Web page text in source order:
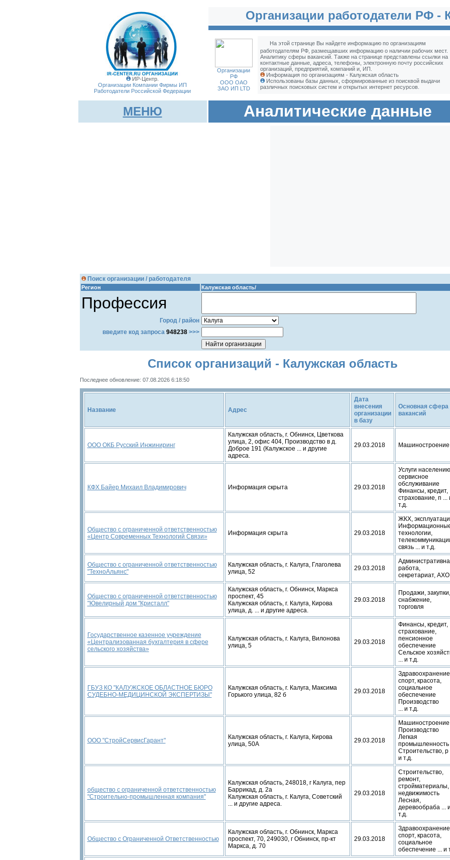
ИР-Центр.
Организации Компании Фирмы ИП
Работодатели Российской Федерации
Организации работодатели РФ -
Организации
РФ
ООО ОАО
ЗАО ИП LTD
На этой странице Вы найдете информацию по организациям
работодателям РФ, размещавших информацию о наличии рабочих мест.
Аналитику сферы вакансий. Также на странице представлены ссылки на
контактные данные, адреса, телефоны, электронную почту российских
организаций, предприятий, компаний и, ИП.
Информация по организациям - Калужская область
Использованы базы данных, сформированные из поисквой выдачи
различных поисковых систем и открытых интернет ресурсов.
МЕНЮ Аналитические данные
Поиск организации / работодателя
Регион Калужская область/
Профессия
Город / район
введите код запроса 948238 >>>
Список организаций - Калужская область
Последнее обновление: 07.08.2026 6:18:50
Название Адрес
Дата
внесения
организации
в базу
Основная сфера
вакансий
ООО ОКБ Русский Инжиниринг
Калужская область, г. Обнинск, Цветкова
улица, 2, офис 404, Производство в д.
Доброе 191 (Калужское ... и другие
адреса.
29.03.2018 Машиностроение
КФХ Байер Михаил Владимирович Информация скрыта 29.03.2018
Услуги
сервисное
обслуживание
Финансы, кредит,
страхование, п ...
т.д.
Общество с ограниченной ответственностью
«Центр Современных Технологий Связи»
Информация скрыта 29.03.2018
ЖКХ,
технологии,
связь ... и т.д.
Общество с ограниченной ответственностью
"ТехноАльянс"
Калужская область, г. Калуга, Глаголева
улица, 52
29.03.2018
работа,
секретариат, АХО
Общество с ограниченной ответственностью
"Ювелирный дом "Кристалл"
Калужская область, г. Обнинск, Маркса
проспект, 45
Калужская область, г. Калуга, Кирова
улица, д. ... и другие адреса.
29.03.2018
Продажи, закупки,
снабжение,
торговля
Государственное казенное учреждение
«Централизованная бухгалтерия в сфере
сельского хозяйства»
Калужская область, г. Калуга, Вилонова
улица, 5
29.03.2018
Финансы, кредит,
страхование,
пенсионное
обеспечение
Сельское
... и т.д.
ГБУЗ КО "КАЛУЖСКОЕ ОБЛАСТНОЕ БЮРО
СУДЕБНО-МЕДИЦИНСКОЙ ЭКСПЕРТИЗЫ"
Калужская область, г. Калуга, Максима
Горького улица, 82 б
29.03.2018
спорт, красота,
социальное
обеспечение
Производство
... и т.д.
ООО "СтройСервисГарант"
Калужская область, г. Калуга, Кирова
улица, 50А
29.03.2018
Машиностроение
Производство
Легкая
промышленность
Строительство, р
и т.д.
общество с ограниченной ответственностью
"Строительно-промышленная компания"
Калужская область, 248018, г Калуга, пер
Баррикад, д. 2а
Калужская область, г. Калуга, Советский
... и другие адреса.
29.03.2018
Строительство,
ремонт,
стройматериалы,
недвижимость
Лесная,
деревообраба ... и
т.д.
Общество с Ограниченной Ответственностью
Калужская область, г. Обнинск, Маркса
проспект, 70, 249030, г Обнинск, пр-кт
Маркса, д. 70
29.03.2018
спорт, красота,
социальное
обеспечение ... и